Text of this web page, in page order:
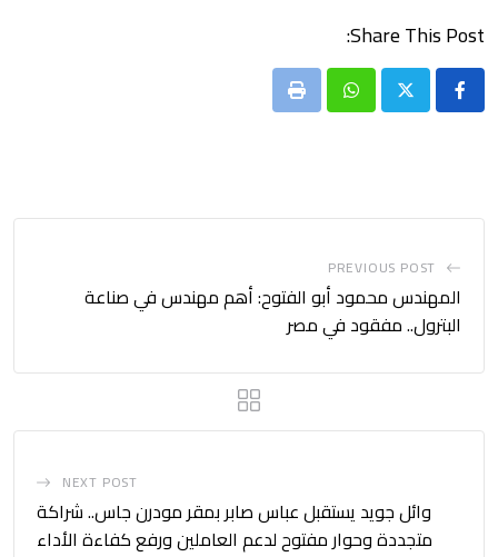
Share This Post:
Whatsapp
Print
PREVIOUS POST
المهندس محمود أبو الفتوح: أهم مهندس في صناعة
البترول.. مفقود في مصر
NEXT POST
وائل جويد يستقبل عباس صابر بمقر مودرن جاس.. شراكة
متجددة وحوار مفتوح لدعم العاملين ورفع كفاءة الأداء